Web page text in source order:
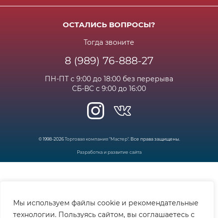
Мы используем файлы cookie и рекомендательные
технологии. Пользуясь сайтом, вы соглашаетесь с
Доставка
Возрат и гарантия
Часто задаваемые вопросы
ОСТАЛИСЬ ВОПРОСЫ?
Тогда звоните
8 (989) 76-888-27
ПН-ПТ с 9:00 до 18:00 без перерыва
СБ-ВС с 9:00 до 16:00
© 1998-2026Торговая компания "Мастер". Все права защищены.
Разработка и развитие сайта